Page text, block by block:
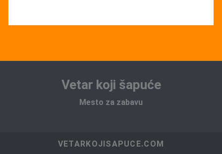
Vetar koji šapuće
Mesto za zabavu
VETARKOJISAPUCE.COM